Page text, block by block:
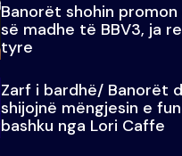
Banorët shohin promon
së madhe të BBV3, ja
tyre
Zarf i bardhë/ Banorët
shijojnë mëngjesin e
bashku nga Lori Caffe